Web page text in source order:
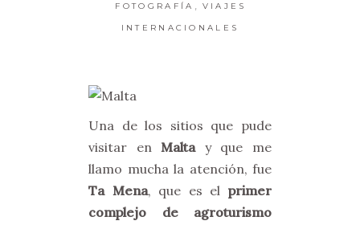
FOTOGRAFÍA VIAJES
INTERNACIONALES
Una de los sitios que pude
visitar enMaltay que me
llamo mucha la atención, fue
Ta Mena, que es elprimer
complejo de agroturismo